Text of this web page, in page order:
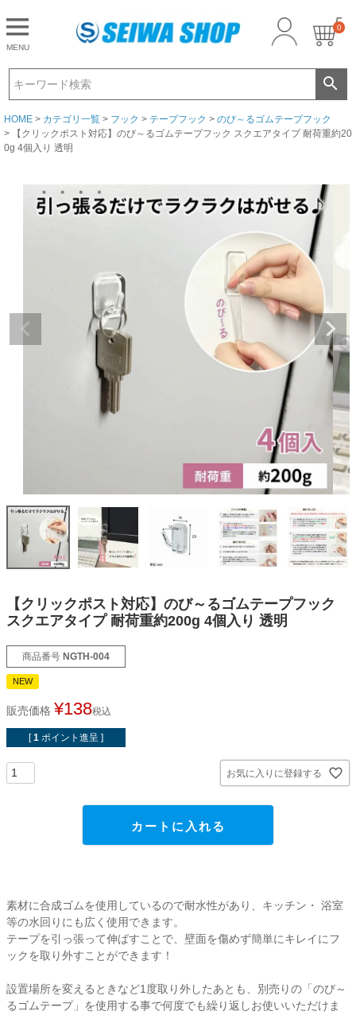
MENU
0
HOME カテゴリ一覧 フック テープフック
のび～るゴムテープフック
【クリックポスト対応】のび～るゴムテープフック スクエアタイプ 耐荷重約20
0g 4個入り 透明
CLOSE
ログイン
オーダーメイドテープシリーズ
くりぴた浮きウキシリーズ
ファブリックパネル
フック
貼ってはがせるアイテム
ハンドクラフトアイテム
梱包用品
店舗・ディスプレイ用品
ポリ袋・OPP袋
【クリックポスト対応】のび～るゴムテープフック
スクエアタイプ 耐荷重約200g 4個入り 透明
商品番号 NGTH-004
NEW
販売価格 ¥138税込
[ 1 ポイント進呈 ]
お気に入りに登録する
カートに入れる
素材に合成ゴムを使用しているので耐水性があり、キッチン・ 浴室
等の水回りにも広く使用できます。
テープを引っ張って伸ばすことで、壁面を傷めず簡単にキレイにフ
ックを取り外すことができます！
設置場所を変えるときなど1度取り外したあとも、別売りの「のび～
るゴムテープ」を使用する事で何度でも繰り返しお使いいただけま